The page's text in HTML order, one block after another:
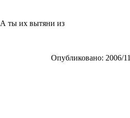
А ты их вытяни из
Опубликовано: 2006/